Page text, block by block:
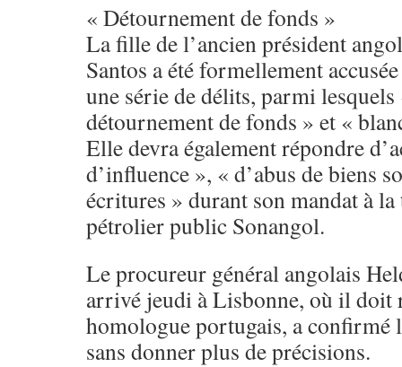
« Détournement de fonds »
La fille de l’ancien président
Santos a été formellement
une série de délits, parmi
détournement de fonds » et «
Elle devra également répondre
d’influence », « d’abus de biens
écritures » durant son mandat à
pétrolier public Sonangol.
Le procureur général angolais
arrivé jeudi à Lisbonne, où il doit
homologue portugais, a confirmé
sans donner plus de précisions.